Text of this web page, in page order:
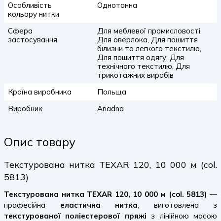
Особливість
кольору нитки
Однотонна
Сфера
застосування
Для меблевої промисловості,
Для оверлока, Для пошиття
білизни та легкого текстилю,
Для пошиття одягу, Для
технічного текстилю, Для
трикотажних виробів
Країна виробника
Польща
Виробник
Ariadna
Опис товару
Текстурована нитка TEXAR 120, 10 000 м (col.
5813)
Текстурована нитка TEXAR 120, 10 000 м (col. 5813) —
професійна еластична нитка, виготовлена з
текстурованої поліестерової пряжі з лінійною масою